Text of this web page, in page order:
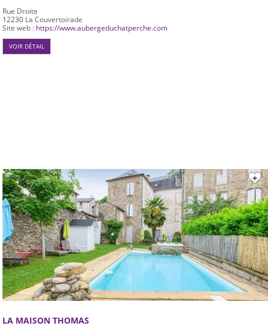
Rue Droite
12230 La Couvertoirade
Site web : https://www.aubergeduchatperche.com
VOIR DÉTAIL
LA MAISON THOMAS